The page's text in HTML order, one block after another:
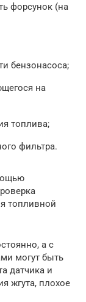
форсунок (на
бензонасоса;
на
топлива;
фильтра.
топливной
а с
могут быть
датчика и
жгута, плохое